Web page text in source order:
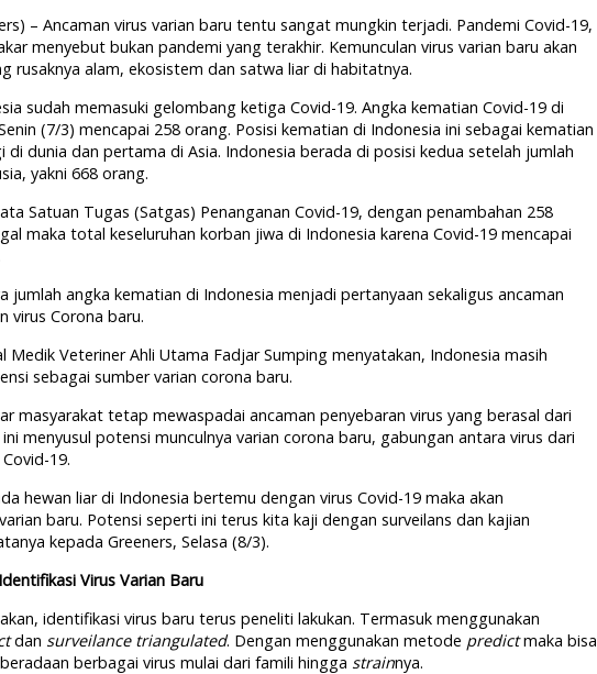
– Ancaman virus varian baru tentu sangat mungkin terjadi. Pandemi Covid-19,
menyebut bukan pandemi yang terakhir. Kemunculan virus varian baru akan
rusaknya alam, ekosistem dan satwa liar di habitatnya.
sudah memasuki gelombang ketiga Covid-19. Angka kematian Covid-19 di
(7/3) mencapai 258 orang. Posisi kematian di Indonesia ini sebagai kematian
di dunia dan pertama di Asia. Indonesia berada di posisi kedua setelah jumlah
yakni 668 orang.
Satuan Tugas (Satgas) Penanganan Covid-19, dengan penambahan 258
maka total keseluruhan korban jiwa di Indonesia karena Covid-19 mencapai
jumlah angka kematian di Indonesia menjadi pertanyaan sekaligus ancaman
virus Corona baru.
Medik Veteriner Ahli Utama Fadjar Sumping menyatakan, Indonesia masih
sebagai sumber varian corona baru.
masyarakat tetap mewaspadai ancaman penyebaran virus yang berasal dari
menyusul potensi munculnya varian corona baru, gabungan antara virus dari
19.
hewan liar di Indonesia bertemu dengan virus Covid-19 maka akan
baru. Potensi seperti ini terus kita kaji dengan surveilans dan kajian
kepada Greeners, Selasa (8/3).
Virus Varian Baru
identifikasi virus baru terus peneliti lakukan. Termasuk menggunakan
dan surveilance triangulated. Dengan menggunakan metode predictmaka bisa
berbagai virus mulai dari famili hingga strainnya.